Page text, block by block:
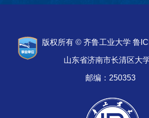
版权所有 © 齐鲁工业大学 鲁
山东省济南市长清区大
邮编：250353